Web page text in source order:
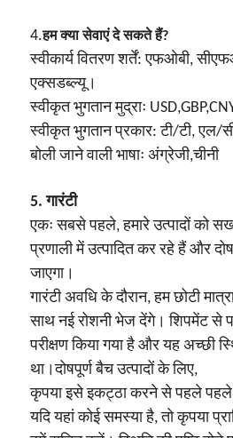
4.हम क्या सेवाएं दे सकते हैं?
स्वीकार्य वितरण शर्तें: एफओबी,
एक्सडब्ल्यू।
स्वीकृत भुगतान मुद्राः
स्वीकृत भुगतान प्रकार: टी/टी, एल/
बोली जाने वाली भाषाः अंग्रेजी,चीनी
5. गारंटी
एकः सबसे पहले, हमारे उत्पादों को
प्रणाली में उत्पादित कर रहे हैं और
जाएगा।
गारंटी अवधि के दौरान, हम छोटी
साथ नई रोशनी भेज देंगे। शिपमेंट से
परीक्षण किया गया है और यह अच्छी
था।दोषपूर्ण बैच उत्पादों के लिए,
कृपया इसे इकट्ठा करने से पहले पहले
यदि यहां कोई समस्या है, तो कृपया